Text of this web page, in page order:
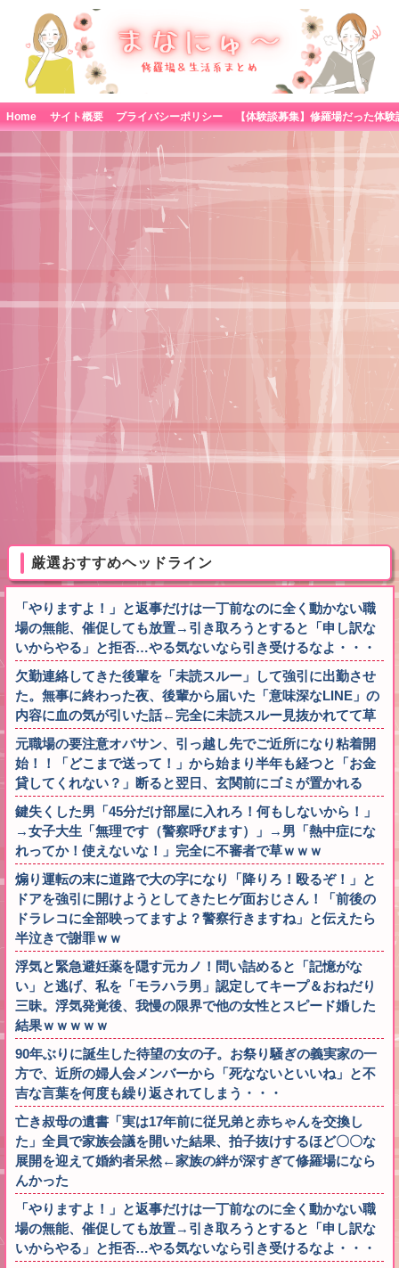
Home サイト概要 プライバシーポリシー
厳選おすすめヘッドライン
「やりますよ！」と返事だけは一丁前なのに全く動かない職
場の無能、催促しても放置→引き取ろうとすると「申し訳な
いからやる」と拒否…やる気ないなら引き受けるなよ・・・
欠勤連絡してきた後輩を「未読スルー」して強引に出勤させ
た。無事に終わった夜、後輩から届いた「意味深なLINE」の
内容に血の気が引いた話←完全に未読スルー見抜かれてて草
元職場の要注意オバサン、引っ越し先でご近所になり粘着開
始！！「どこまで送って！」から始まり半年も経つと「お金
貸してくれない？」断ると翌日、玄関前にゴミが置かれる
鍵失くした男「45分だけ部屋に入れろ！何もしないから！」
→女子大生「無理です（警察呼びます）」→男「熱中症にな
れってか！使えないな！」完全に不審者で草ｗｗｗ
煽り運転の末に道路で大の字になり「降りろ！殴るぞ！」と
ドアを強引に開けようとしてきたヒゲ面おじさん！「前後の
ドラレコに全部映ってますよ？警察行きますね」と伝えたら
半泣きで謝罪ｗｗ
浮気と緊急避妊薬を隠す元カノ！問い詰めると「記憶がな
い」と逃げ、私を「モラハラ男」認定してキープ＆おねだり
三昧。浮気発覚後、我慢の限界で他の女性とスピード婚した
結果ｗｗｗｗｗ
90年ぶりに誕生した待望の女の子。お祭り騒ぎの義実家の一
方で、近所の婦人会メンバーから「死なないといいね」と不
吉な言葉を何度も繰り返されてしまう・・・
亡き叔母の遺書「実は17年前に従兄弟と赤ちゃんを交換し
た」全員で家族会議を開いた結果、拍子抜けするほど〇〇な
展開を迎えて婚約者呆然←家族の絆が深すぎて修羅場になら
んかった
「やりますよ！」と返事だけは一丁前なのに全く動かない職
場の無能、催促しても放置→引き取ろうとすると「申し訳な
いからやる」と拒否…やる気ないなら引き受けるなよ・・・